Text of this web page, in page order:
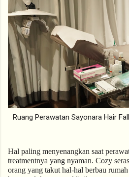
Ruang Perawatan Sayonara Hair
Hal paling menyenangkan saat
treatmentnya yang nyaman. Cozy
orang yang takut hal-hal berbau